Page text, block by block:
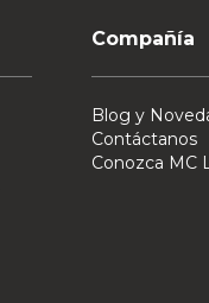
Compañía
Blog y
Contáctanos
Conozca MC